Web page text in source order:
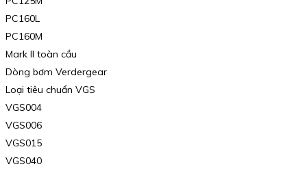
PC160L
PC160M
Mark II toàn cầu
Dòng bơm Verdergear
Loại tiêu chuẩn VGS
VGS004
VGS006
VGS015
VGS040